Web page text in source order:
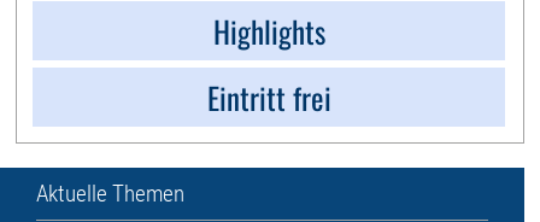
Highlights
Eintritt frei
Aktuelle Themen